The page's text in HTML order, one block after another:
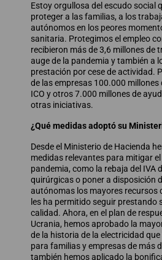
Estoy orgullosa del escudo social
proteger a las familias, a los
autónomos en los peores
sanitaria. Protegimos el empleo
recibieron más de 3,6 millones de
auge de la pandemia y también a
prestación por cese de actividad.
de las empresas 100.000 millones
ICO y otros 7.000 millones de
otras iniciativas.
¿Qué medidas adoptó su
Desde el Ministerio de Hacienda
medidas relevantes para mitigar
pandemia, como la rebaja del IVA
quirúrgicas o poner a disposición
autónomas los mayores recursos
les ha permitido seguir prestando
calidad. Ahora, en el plan de
Ucrania, hemos aprobado la
de la historia de la electricidad
para familias y empresas de más
también hemos aplicado la